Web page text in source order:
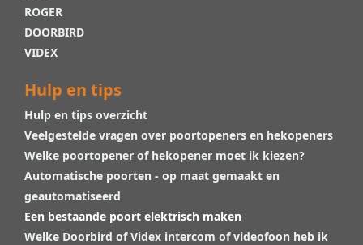
ROGER
DOORBIRD
VIDEX
Hulp en tips
Hulp en tips overzicht
Veelgestelde vragen over poortopeners en hekopeners
Welke poortopener of hekopener moet ik kiezen?
Automatische poorten - op maat gemaakt en
geautomatiseerd
Een bestaande poort elektrisch maken
Welke Doorbird of Videx intercom of videofoon heb ik